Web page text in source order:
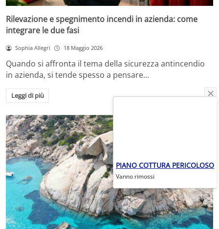
Rilevazione e spegnimento incendi in azienda: come
integrare le due fasi
Sophia Allegri 18 Maggio 2026
Quando si affronta il tema della sicurezza antincendio
in azienda, si tende spesso a pensare…
Leggi di più
PIANO COTTURA PERICOLOSO
Vanno rimossi